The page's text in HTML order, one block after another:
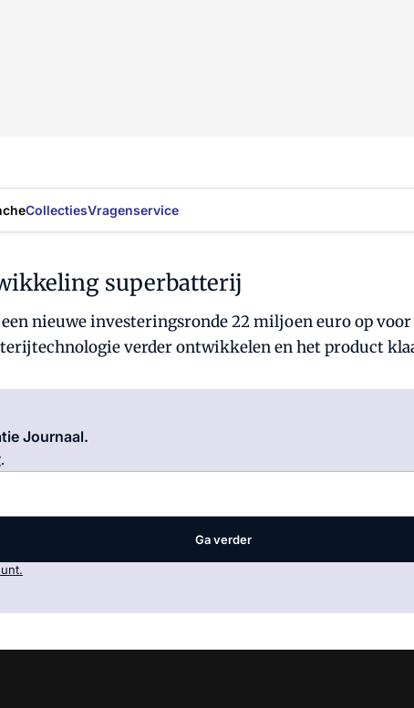
CollectiesVragenservice
superbatterij
nieuwe investeringsronde 22 miljoen euro op
verder ontwikkelen en het product
Journaal.
.
Ga verder